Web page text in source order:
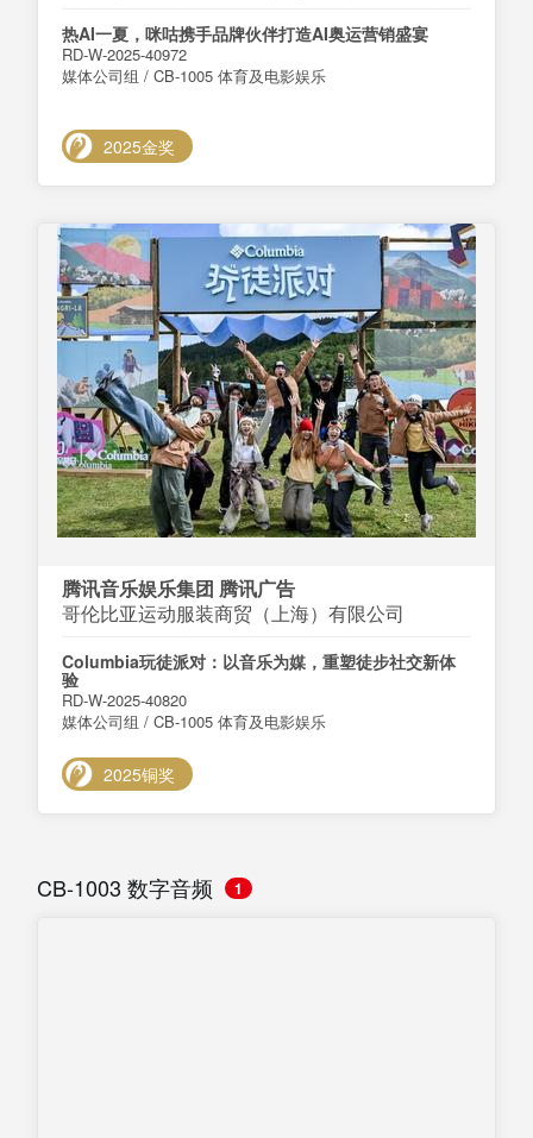
热AI一夏，咪咕携手品牌伙伴打造AI奥运营销盛宴
RD-W-2025-40972
媒体公司组 / CB-1005 体育及电影娱乐
2025金奖
腾讯音乐娱乐集团 腾讯广告
哥伦比亚运动服装商贸（上海）有限公司
Columbia玩徒派对：以音乐为媒，重塑徒步社交新体
验
RD-W-2025-40820
媒体公司组 / CB-1005 体育及电影娱乐
2025铜奖
CB-1003 数字音频 1